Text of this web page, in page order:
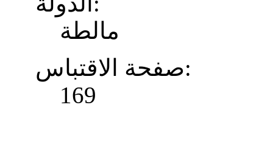
مالطة
صفحة الاقتباس:
169